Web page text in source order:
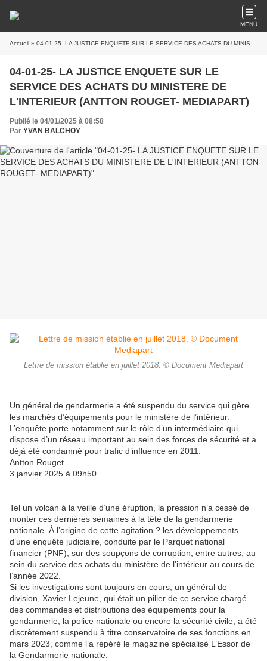
MENU
Accueil » 04-01-25- LA JUSTICE ENQUETE SUR LE SERVICE DES ACHATS DU MINISTERE DE L'INTERIEUR (ANTTON ROUGET- MEDIAPART)
04-01-25- LA JUSTICE ENQUETE SUR LE
SERVICE DES ACHATS DU MINISTERE DE
L'INTERIEUR (ANTTON ROUGET- MEDIAPART)
Publié le 04/01/2025 à 08:58
Par YVAN BALCHOY
Lettre de mission établie en juillet 2018. © Document Mediapart
Un général de gendarmerie a été suspendu du service qui gère
les marchés d’équipements pour le ministère de l’intérieur.
L’enquête porte notamment sur le rôle d’un intermédiaire qui
dispose d’un réseau important au sein des forces de sécurité et a
déjà été condamné pour trafic d’influence en 2011.
Antton Rouget
3 janvier 2025 à 09h50
Tel un volcan à la veille d’une éruption, la pression n’a cessé de
monter ces dernières semaines à la tête de la gendarmerie
nationale. À l’origine de cette agitation ? les développements
d’une enquête judiciaire, conduite par le Parquet national
financier (PNF), sur des soupçons de corruption, entre autres, au
sein du service des achats du ministère de l’intérieur au cours de
l’année 2022.
Si les investigations sont toujours en cours, un général de
division, Xavier Lejeune, qui était un pilier de ce service chargé
des commandes et distributions des équipements pour la
gendarmerie, la police nationale ou encore la sécurité civile, a été
discrètement suspendu à titre conservatoire de ses fonctions en
mars 2023, comme l’a repéré le magazine spécialisé L’Essor de
la Gendarmerie nationale.